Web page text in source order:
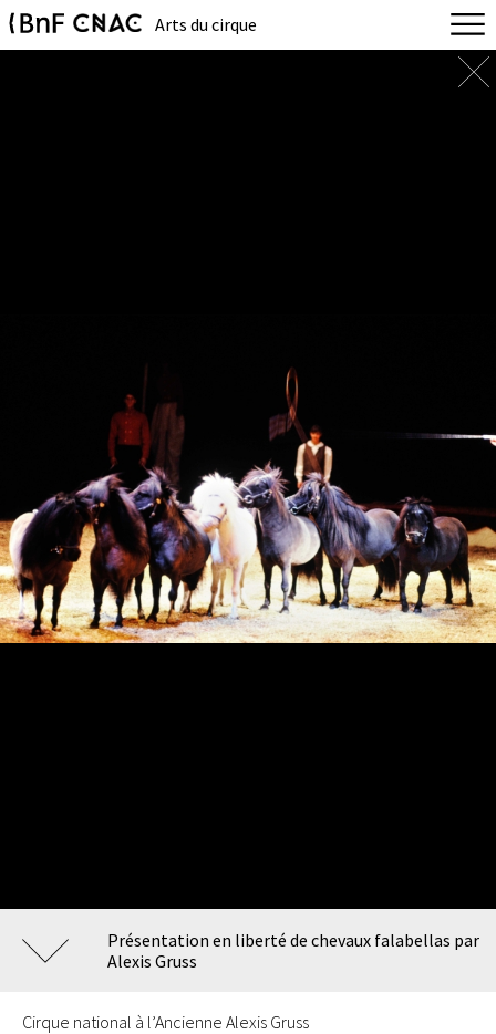
Arts du cirque
Présentation en liberté de chevaux falabellas par
Alexis Gruss
Cirque national à l’Ancienne Alexis Gruss